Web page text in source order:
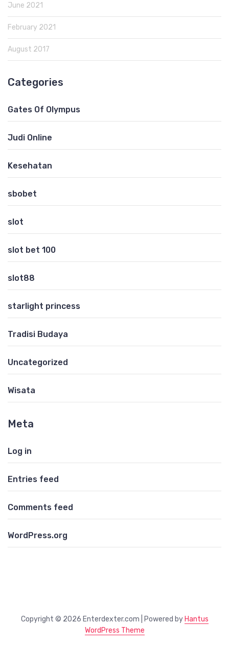
June 2021
February 2021
August 2017
Categories
Gates Of Olympus
Judi Online
Kesehatan
sbobet
slot
slot bet 100
slot88
starlight princess
Tradisi Budaya
Uncategorized
Wisata
Meta
Log in
Entries feed
Comments feed
WordPress.org
Copyright © 2026 Enterdexter.com | Powered by Hantus
WordPress Theme